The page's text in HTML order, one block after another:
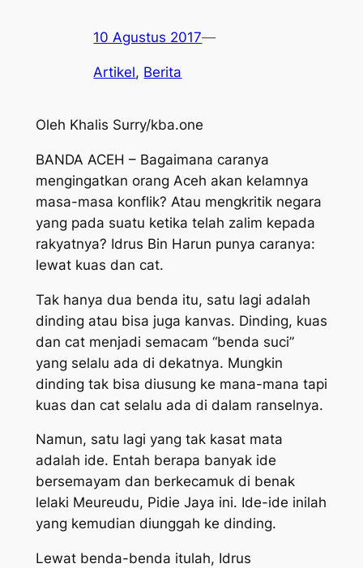
10 Agustus 2017—
Artikel, Berita
Oleh Khalis Surry/kba.one
BANDA ACEH – Bagaimana caranya
mengingatkan orang Aceh akan kelamnya
masa-masa konflik? Atau mengkritik negara
yang pada suatu ketika telah zalim kepada
rakyatnya? Idrus Bin Harun punya caranya:
lewat kuas dan cat.
Tak hanya dua benda itu, satu lagi adalah
dinding atau bisa juga kanvas. Dinding, kuas
dan cat menjadi semacam “benda suci”
yang selalu ada di dekatnya. Mungkin
dinding tak bisa diusung ke mana-mana tapi
kuas dan cat selalu ada di dalam ranselnya.
Namun, satu lagi yang tak kasat mata
adalah ide. Entah berapa banyak ide
bersemayam dan berkecamuk di benak
lelaki Meureudu, Pidie Jaya ini. Ide-ide inilah
yang kemudian diunggah ke dinding.
Lewat benda-benda itulah, Idrus